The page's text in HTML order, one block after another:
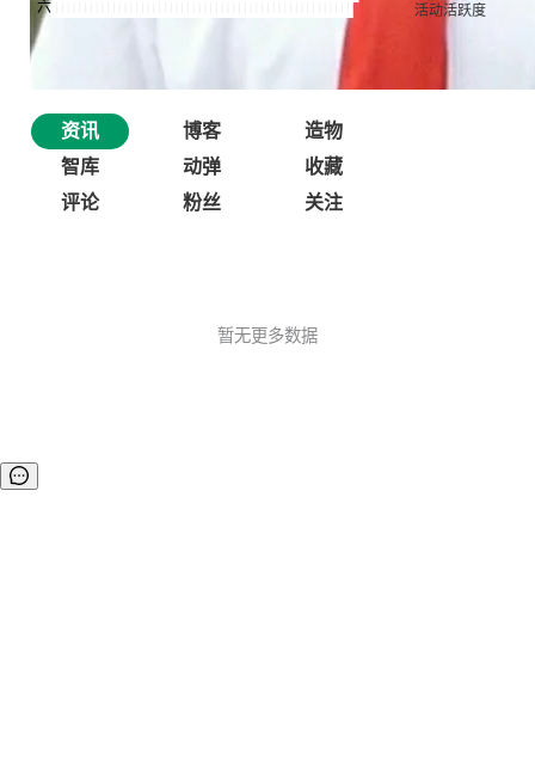
资讯 博客
造物
智库
动弹
收藏
评论
粉丝 关注
暂无更多数据